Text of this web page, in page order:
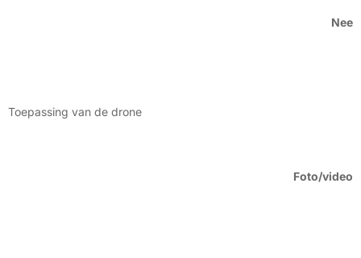
Nee
Toepassing van de drone
Foto/video